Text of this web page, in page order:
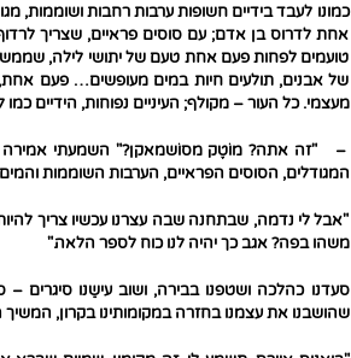
כמונו לעבד בידיים חשופות ערבות רחבות ושוממות,
אחת לדרוס בן אדם; עם סוסים פראיים, שצריך
טועמים לפחות פעם אחת טעם של יתושי לילה,
של אבנים, תולעים חיות במים מעופשים… פעם
מעצמי. כל העור – מקולף; העיניים נפוחות, הידיים
– "זה אתה? מוֹטֶק מסוֹשמאקן?" השמעתי אמירה
המגודלים, הסוסים הפראיים, הערבות השוממות
"אבל לי נדמה, שבתחנה שבה עצרנו עכשיו צריך
משהו בפה? אגב כך יהיה לנו כוח לספר הלאה."
סעדנו כהלכה ושטפנו בבירה, ושוב עישַנו סיגרים –
שהושבנו את עצמנו בחזרה במקומותינו בקרון,